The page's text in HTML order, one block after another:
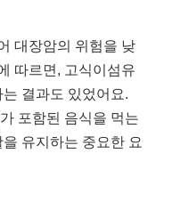
대장암의 위험을 낮
따르면, 고식이섬유
결과도 있었어요.
포함된 음식을 먹는
유지하는 중요한 요